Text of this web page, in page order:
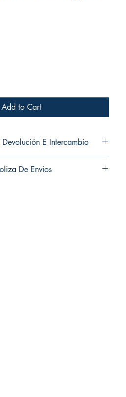
Add to Cart
E Intercambio
cambios en ninguno de mis
De Envios